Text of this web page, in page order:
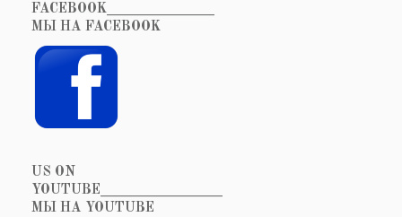
FACEBOOK_______________
МЫ НА FACEBOOK
US ON
YOUTUBE_________________
МЫ НА YOUTUBE